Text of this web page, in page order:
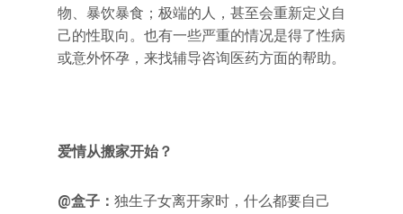
物、暴饮暴食；极端的人，甚至会重新定义自
己的性取向。也有一些严重的情况是得了性病
或意外怀孕，来找辅导咨询医药方面的帮助。
爱情从搬家开始？
@盒子： 独生子女离开家时，什么都要自己